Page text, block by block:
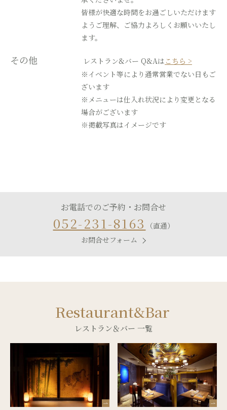
皆様が快適な時間をお過ごしいただけます
ようご理解、ご協力よろしくお願いいたし
ます。
その他 レストラン&バー Q&Aは こちら >
※イベント等により通常営業でない日もご
ざいます
※メニューは仕入れ状況により変更となる
場合がございます
※掲載写真はイメージです
お電話でのご予約・お問合せ
052-231-8163
（直通）
お問合せフォーム
Restaurant&Bar
レストラン＆バー 一覧